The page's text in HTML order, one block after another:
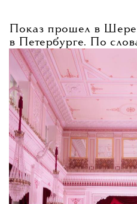
Показ прошел в
в Петербурге. По
Паутовой, идея
самому бренду —
посвящена «Русским
поэтому предложили
Дягилева.